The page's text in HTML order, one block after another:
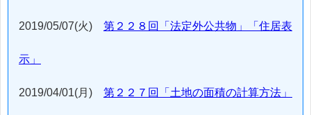
2019/05/07(火) 第２２８回「法定外公共物」「住居表
示」
2019/04/01(月) 第２２７回「土地の面積の計算方法」